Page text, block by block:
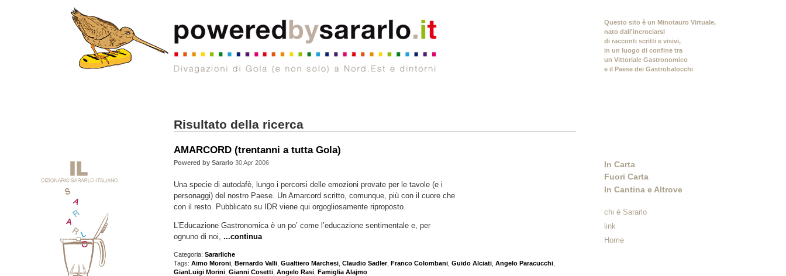
Risultato della ricerca
AMARCORD (trentanni a tutta Gola)
Powered by Sararlo30 Apr 2006
Una specie di autodafè, lungo i percorsi delle emozioni provate per le tavole (e i
personaggi) del nostro Paese. Un Amarcord scritto, comunque, più con il cuore che
con il resto. Pubblicato su IDR viene qui orgogliosamente riproposto.
L’Educazione Gastronomica è un po’ come l’educazione sentimentale e, per
ognuno di noi, ...continua
Categoria: Sararliche
Tags: Aimo Moroni, Bernardo Valli, Gualtiero Marchesi, Claudio Sadler, Franco Colombani, Guido Alciati, Angelo Paracucchi,
GianLuigi Morini, Gianni Cosetti, Angelo Rasi, Famiglia Alajmo
Questo sito è un Minotauro Virtuale,
nato dall'incrociarsi
di racconti scritti e visivi,
in un luogo di confine tra
un Vittoriale Gastronomico
e il Paese dei Gastrobalocchi
In Carta
Fuori Carta
In Cantina e Altrove
chi è Sararlo
link
Home